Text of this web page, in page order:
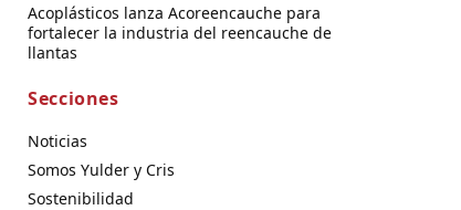
Acoplásticos lanza Acoreencauche para
fortalecer la industria del reencauche de
llantas
Secciones
Noticias
Somos Yulder y Cris
Sostenibilidad